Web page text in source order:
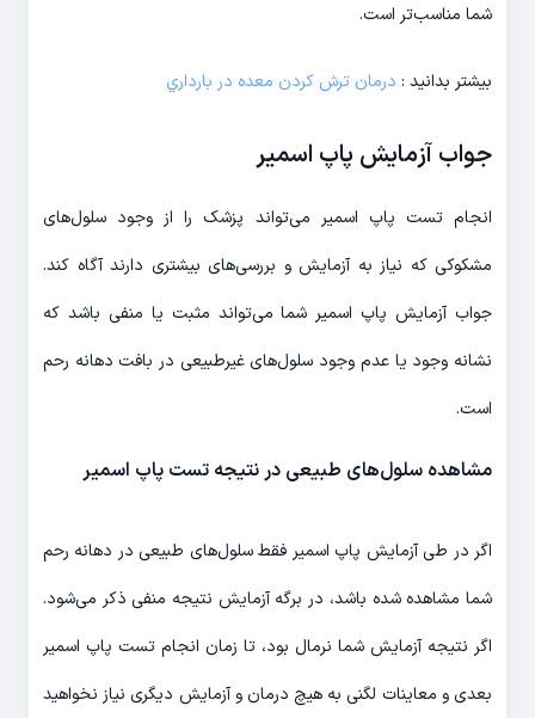
شما مناسب‌تر است.
بیشتر بدانید : درمان ترش كردن معده در بارداري
جواب آزمایش پاپ اسمیر
انجام تست پاپ اسمیر می‌تواند پزشک را از وجود سلول‌های
مشکوکی که نیاز به آزمایش و بررسی‌های بیشتری دارند آگاه کند.
جواب آزمایش پاپ اسمیر شما می‌تواند مثبت یا منفی باشد که
نشانه وجود یا عدم وجود سلول‌های غیرطبیعی در بافت دهانه رحم
است.
مشاهده سلول‌های طبیعی در نتیجه تست پاپ اسمیر
اگر در طی آزمایش پاپ اسمیر فقط سلول‌های طبیعی در دهانه رحم
شما مشاهده شده باشد، در برگه آزمایش نتیجه منفی ذکر می‌شود.
اگر نتیجه آزمایش شما نرمال بود، تا زمان انجام تست پاپ اسمیر
بعدی و معاینات لگنی به هیچ درمان و آزمایش دیگری نیاز نخواهید